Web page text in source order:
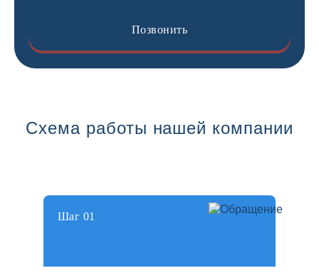
Позвонить
Схема работы нашей компании
Шаг 01